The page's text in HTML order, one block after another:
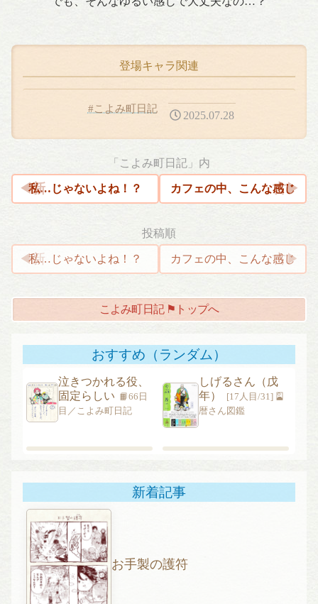
登場キャラ関連
#こよみ町日記
2025.07.28
「こよみ町日記」内
私…じゃないよね！？ カフェの中、こんな感じ
投稿順
投
稿
ナ
ー
シ
ョ
ン
カフェの中、こんな感じ
私…じゃないよね！？
こよみ町日記 ⚑トップへ
おすすめ（ランダム）
泣きつかれる役、
固定らしい 📙66日
目／こよみ町日記
しげるさん（戊
年）
[17人目/31] 🎴
暦さん図鑑
新着記事
お手製の護符